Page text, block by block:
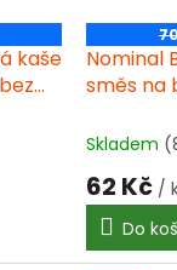
kaše
Nominal
směs na
Skladem
62 Kč /
Do